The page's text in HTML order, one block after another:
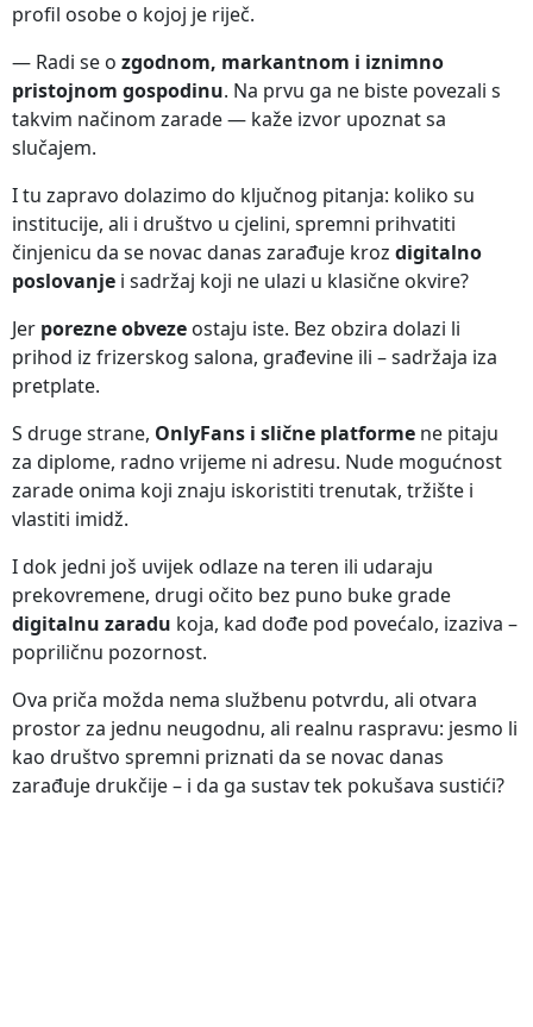
profil osobe o kojoj je riječ.
— Radi se o zgodnom, markantnom i iznimno
pristojnom gospodinu. Na prvu ga ne biste povezali s
takvim načinom zarade — kaže izvor upoznat sa
slučajem.
I tu zapravo dolazimo do ključnog pitanja: koliko su
institucije, ali i društvo u cjelini, spremni prihvatiti
činjenicu da se novac danas zarađuje kroz digitalno
poslovanje i sadržaj koji ne ulazi u klasične okvire?
Jer porezne obveze ostaju iste. Bez obzira dolazi li
prihod iz frizerskog salona, građevine ili – sadržaja iza
pretplate.
S druge strane, OnlyFans i slične platforme ne pitaju
za diplome, radno vrijeme ni adresu. Nude mogućnost
zarade onima koji znaju iskoristiti trenutak, tržište i
vlastiti imidž.
I dok jedni još uvijek odlaze na teren ili udaraju
prekovremene, drugi očito bez puno buke grade
digitalnu zaradu koja, kad dođe pod povećalo, izaziva –
popriličnu pozornost.
Ova priča možda nema službenu potvrdu, ali otvara
prostor za jednu neugodnu, ali realnu raspravu: jesmo li
kao društvo spremni priznati da se novac danas
zarađuje drukčije – i da ga sustav tek pokušava sustići?